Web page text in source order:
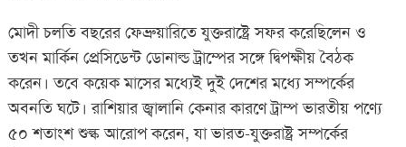
মোদী চলতি বছরের ফেব্রুয়ারিতে যুক্তরাষ্ট্রে সফর করেছিলেন ও
তখন মার্কিন প্রেসিডেন্ট ডোনাল্ড ট্রাম্পের সঙ্গে দ্বিপক্ষীয় বৈঠক
করেন। তবে কয়েক মাসের মধ্যেই দুই দেশের মধ্যে সম্পর্কের
অবনতি ঘটে। রাশিয়ার জ্বালানি কেনার কারণে ট্রাম্প ভারতীয় পণ্যে
৫০ শতাংশ শুল্ক আরোপ করেন, যা ভারত-যুক্তরাষ্ট্র সম্পর্কের